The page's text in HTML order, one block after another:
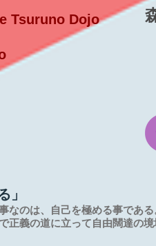
森
Tsuruno Dojo
」
のは、自己を極める事である
正義の道に立って自由闊達の境